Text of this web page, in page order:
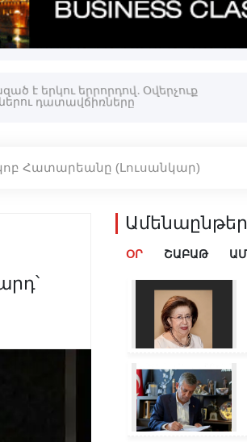
է երկու երրորդով. Օվերչուք
Հատարեանը (Լուսանկար)
ՕՐ ՇԱԲԱԹ